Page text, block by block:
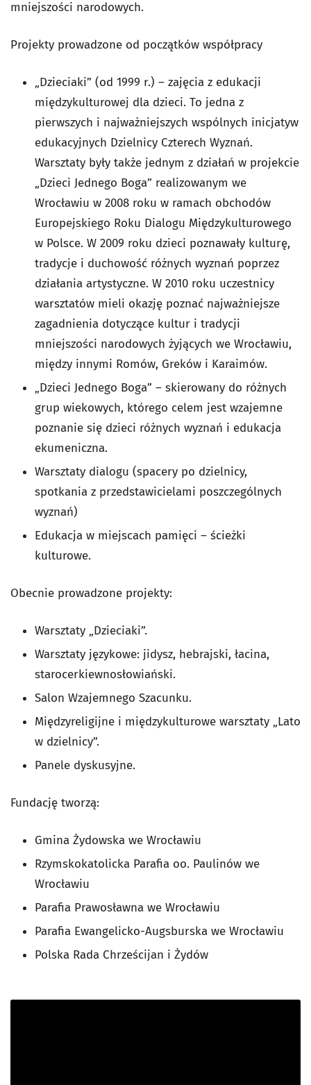
mniejszości narodowych.
Projekty prowadzone od początków współpracy
„Dzieciaki” (od 1999 r.) – zajęcia z edukacji
międzykulturowej dla dzieci. To jedna z
pierwszych i najważniejszych wspólnych inicjatyw
edukacyjnych Dzielnicy Czterech Wyznań.
Warsztaty były także jednym z działań w projekcie
„Dzieci Jednego Boga” realizowanym we
Wrocławiu w 2008 roku w ramach obchodów
Europejskiego Roku Dialogu Międzykulturowego
w Polsce. W 2009 roku dzieci poznawały kulturę,
tradycje i duchowość różnych wyznań poprzez
działania artystyczne. W 2010 roku uczestnicy
warsztatów mieli okazję poznać najważniejsze
zagadnienia dotyczące kultur i tradycji
mniejszości narodowych żyjących we Wrocławiu,
między innymi Romów, Greków i Karaimów.
„Dzieci Jednego Boga” – skierowany do różnych
grup wiekowych, którego celem jest wzajemne
poznanie się dzieci różnych wyznań i edukacja
ekumeniczna.
Warsztaty dialogu (spacery po dzielnicy,
spotkania z przedstawicielami poszczególnych
wyznań)
Edukacja w miejscach pamięci – ścieżki
kulturowe.
Obecnie prowadzone projekty:
Warsztaty „Dzieciaki”.
Warsztaty językowe: jidysz, hebrajski, łacina,
starocerkiewnosłowiański.
Salon Wzajemnego Szacunku.
Międzyreligijne i międzykulturowe warsztaty „Lato
w dzielnicy”.
Panele dyskusyjne.
Fundację tworzą:
Gmina Żydowska we Wrocławiu
Rzymskokatolicka Parafia oo. Paulinów we
Wrocławiu
Parafia Prawosławna we Wrocławiu
Parafia Ewangelicko-Augsburska we Wrocławiu
Polska Rada Chrześcijan i Żydów